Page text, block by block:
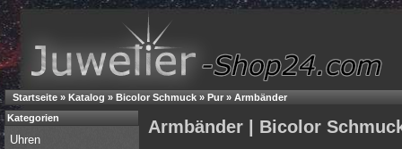
Startseite » Katalog » Bicolor Schmuck » Pur» Armbänder
Armbänder | Bicolor
Kategorien
Uhren